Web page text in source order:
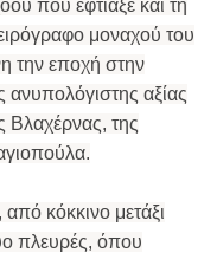
που έφτιαξε και τη
μοναχού του
την εποχή στην
ανυπολόγιστης αξίας
Βλαχέρνας, της
κόκκινο μετάξι
πλευρές, όπου